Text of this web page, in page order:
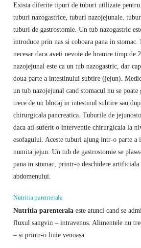
Exista diferite tipuri de tuburi utilizate pentru
tuburi nazogastrice, tuburi nazojejunale,
tuburi de gastrostomie. Un tub nazogastric
introduce prin nas si coboara pana in
necesar daca aveti nevoie de hranire timp de
nazojejunal este ca un tub nazogastric, dar
doua parte a intestinului subtire (jejun).
un tub nazojejunal cand stomacul nu se
trece de un blocaj in intestinul subtire sau
chirurgicala pancreatica. Tuburile de
daca ati suferit o interventie chirurgicala la
esofagului. Aceste tuburi ajung intr-o parte a
numita jejun. Un tub de gastrostomie se
pana in stomac, printr-o deschidere
abdomenului.
Nutritia parenterala
Nutritia parenteralaeste atunci cand se
fluxul sangvin – intravenos. Alimentele nu
– si printr-o linie venoasa.